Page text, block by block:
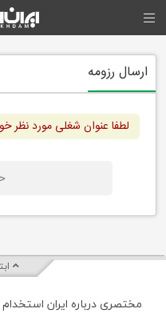
ارسال رزومه
لطفا عنوان شغلی مورد نظر
مختصری درباره ایران استخدام